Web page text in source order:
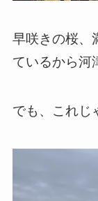
早咲きの桜、
ているから河
でも、これじ